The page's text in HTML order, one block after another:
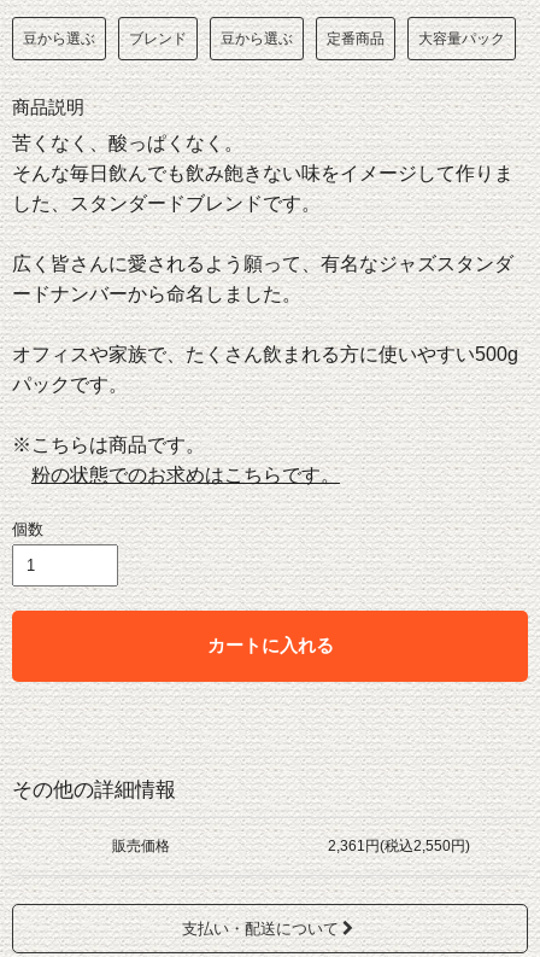
豆から選ぶ ブレンド 豆から選ぶ 定番商品 大容量パック
商品説明
苦くなく、酸っぱくなく。
そんな毎日飲んでも飲み飽きない味をイメージして作りま
した、スタンダードブレンドです。
広く皆さんに愛されるよう願って、有名なジャズスタンダ
ードナンバーから命名しました。
オフィスや家族で、たくさん飲まれる方に使いやすい500g
パックです。
※こちらは商品です。
粉の状態でのお求めはこちらです。
個数
カートに入れる
その他の詳細情報
販売価格 2,361円(税込2,550円)
支払い・配送について